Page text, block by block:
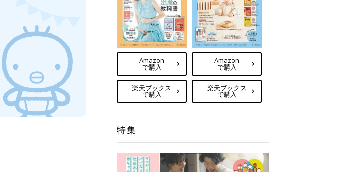
Amazon
で購入
楽天ブックス
で購入
Amazon
で購入
楽天ブックス
で購入
特集